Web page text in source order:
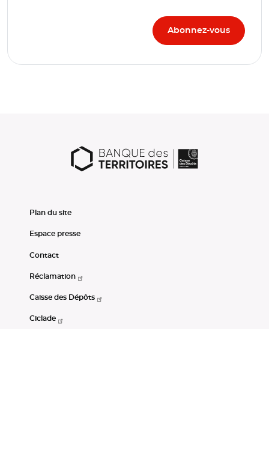
Plan du site
Espace presse
Contact
Réclamation
Caisse des Dépôts
Ciclade